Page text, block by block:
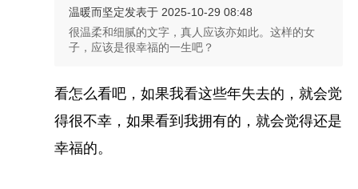
温暖而坚定发表于 2025-10-29 08:48
很温柔和细腻的文字，真人应该亦如此。这样的女
子，应该是很幸福的一生吧？
看怎么看吧，如果我看这些年失去的，就会觉
得很不幸，如果看到我拥有的，就会觉得还是
幸福的。